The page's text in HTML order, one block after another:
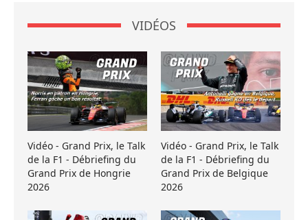
VIDÉOS
Vidéo - Grand Prix, le Talk
de la F1 - Débriefing du
Grand Prix de Hongrie
2026
Vidéo - Grand Prix, le Talk
de la F1 - Débriefing du
Grand Prix de Belgique
2026